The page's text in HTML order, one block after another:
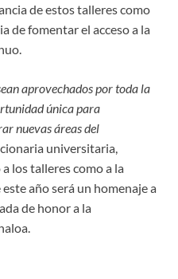
de estos talleres como
de fomentar el acceso a la
aprovechados por toda la
única para
nuevas áreas del
universitaria,
los talleres como a la
año será un homenaje a
de honor a la